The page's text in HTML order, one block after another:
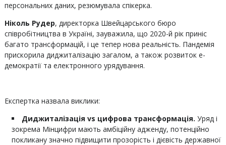
персональних даних, резюмувала спікерка.
Ніколь Рудер, директорка Швейцарського бюро
співробітництва в Україні, зауважила, що 2020-й рік приніс
багато трансформацій, і це тепер нова реальність. Пандемія
прискорила диджиталізацію загалом, а також розвиток е-
демократії та електронного урядування.
Експертка назвала виклики:
Диджиталізація vs цифрова трансформація. Уряд і
зокрема Мінцифри мають амбіційну адженду, потенційно
покликану значно підвищити прозорість і дієвість державної